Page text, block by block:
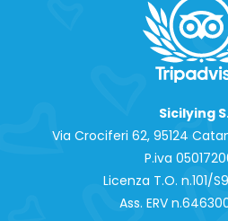
Sicilying
Via Crociferi 62, 95124
P.iva
Licenza T.O. n.101/
Ass. ERV